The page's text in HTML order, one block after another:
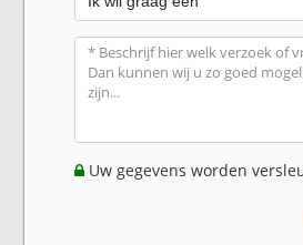
Uw gegevens worden